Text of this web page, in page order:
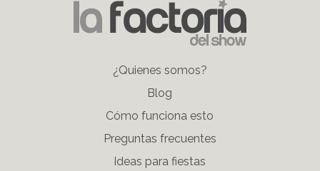
¿Quienes somos?
Blog
Cómo funciona esto
Preguntas frecuentes
Ideas para fiestas